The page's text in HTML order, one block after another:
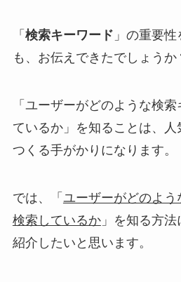
「 検索キーワード 」の重要
も、お伝えできたでしょうか
「ユーザーがどのような検
ているか」を知ることは、
つくる手がかりになります。
では、「 ユーザーがどのよ
検索しているか」を知る方法
紹介したいと思います。